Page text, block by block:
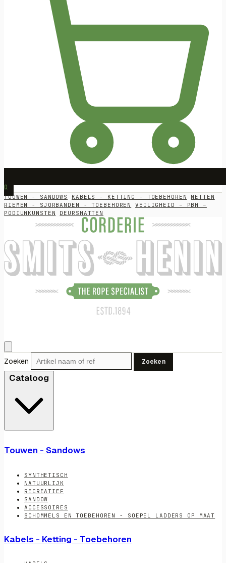
0
TOUWEN - SANDOWS KABELS - KETTING - TOEBEHOREN
NETTEN
RIEMEN - SJORBANDEN - TOEBEHOREN
VEILIGHEID – PBM –
PODIUMKUNSTEN
DEURSMATTEN
Zoeken Zoeken
Cataloog
Touwen - Sandows
SYNTHETISCH
NATUURLIJK
RECREATIEF
SANDOW
ACCESSOIRES
SCHOMMELS EN TOEBEHOREN - SOEPEL LADDERS OP MAAT
Kabels - Ketting - Toebehoren